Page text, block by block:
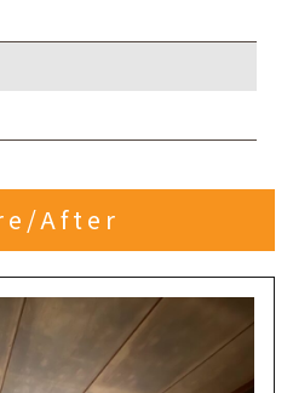
After